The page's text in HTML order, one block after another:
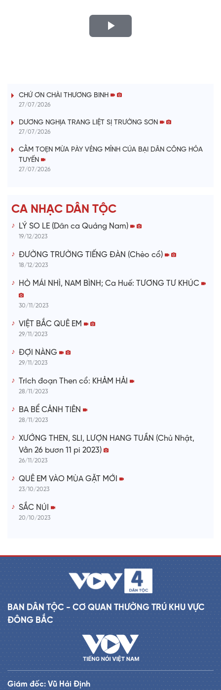
P
V
i
o
CHỨ ƠN CHÀI THƯƠNG BINH
27/07/2026
DƯƠNG NGHỊA TRANG LIỆT SỊ TRƯỜNG SƠN
27/07/2026
CẰM TOẸN MỪA PÀY VẺNG MỈNH CÚA BẠI DÂN CÔNG HỎA
TUYẾN
27/07/2026
CA NHẠC DÂN TỘC
LÝ SO LE (Dân ca Quảng Nam)
19/12/2023
ĐƯỜNG TRƯỜNG TIẾNG ĐÀN (Chèo cổ)
18/12/2023
HÒ MÁI NHÌ, NAM BÌNH; Ca Huế: TƯƠNG TƯ KHÚC
30/11/2023
VIỆT BẮC QUÊ EM
29/11/2023
ĐỢI NÀNG
29/11/2023
Trích đoạn Then cổ: KHẢM HẢI
28/11/2023
BA BỂ CẢNH TIÊN
28/11/2023
XƯỚNG THEN, SLI, LƯỢN HANG TUẦN (Chủ Nhật,
Vằn 26 bươn 11 pi 2023)
26/11/2023
QUÊ EM VÀO MÙA GẶT MỚI
23/10/2023
SẮC NÚI
20/10/2023
BAN DÂN TỘC - CƠ QUAN THƯỜNG TRÚ KHU VỰC
ĐÔNG BẮC
Giám đốc: Vũ Hải Định